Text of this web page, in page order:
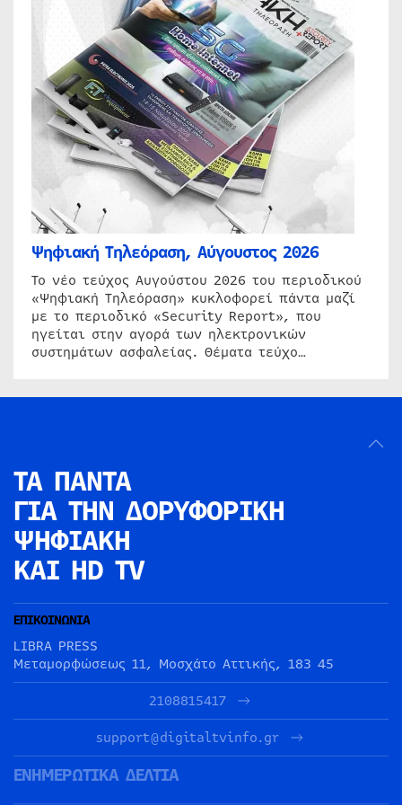
Ψηφιακή Τηλεόραση, Αύγουστος 2026
Το νέο τεύχος Αυγούστου 2026 του περιοδικού
«Ψηφιακή Τηλεόραση» κυκλοφορεί πάντα μαζί
με το περιοδικό «Security Report», που
ηγείται στην αγορά των ηλεκτρονικών
συστημάτων ασφαλείας. Θέματα τεύχο…
ΤΑ ΠΑΝΤΑ
ΓΙΑ ΤΗΝ ΔΟΡΥΦΟΡΙΚΗ
ΨΗΦΙΑΚΗ
ΚΑΙ HD TV
ΕΠΙΚΟΙΝΩΝΙΑ
LIBRA PRESS
Μεταμορφώσεως 11, Μοσχάτο Αττικής, 183 45
2108815417
support@digitaltvinfo.gr
ΕΝΗΜΕΡΩΤΙΚΑ ΔΕΛΤΙΑ